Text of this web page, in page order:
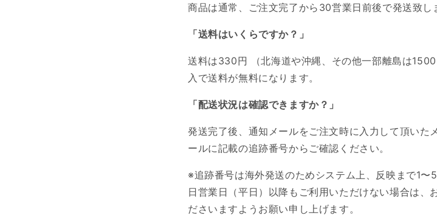
商品は通常、ご注文完了から 30営業日前後で発送致し
「送料はいくらですか？」
送料は330円 （北海道や沖縄、その他一部離島は1500
入で送料が無料になります。
「配送状況は確認できますか？」
発送完了後、通知メールをご注文時に入力して頂いた
ールに記載の追跡番号からご確認ください。
※追跡番号は海外発送のためシステム上、反映まで1
日営業日（平日）以降もご利用いただけない場合は、
ださいますようお願い申し上げます。